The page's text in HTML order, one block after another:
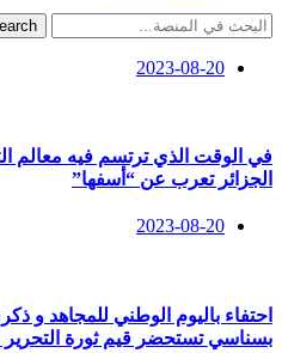
2023-08-20
في الوقت الذي ترتسم فيه معالم
الجزائر تعرب عن “أسفها”
2023-08-20
بسناسي تستحضر قيم ثورة التحرير